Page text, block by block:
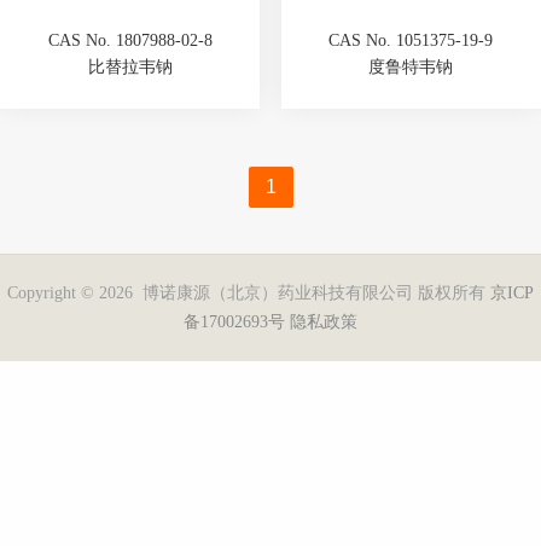
CAS No. 1807988-02-8
比替拉韦钠
CAS No. 1051375-19-9
度鲁特韦钠
1
Copyright © 2026 博诺康源（北京）药业科技有限公司 版权所有 京ICP
备17002693号 隐私政策